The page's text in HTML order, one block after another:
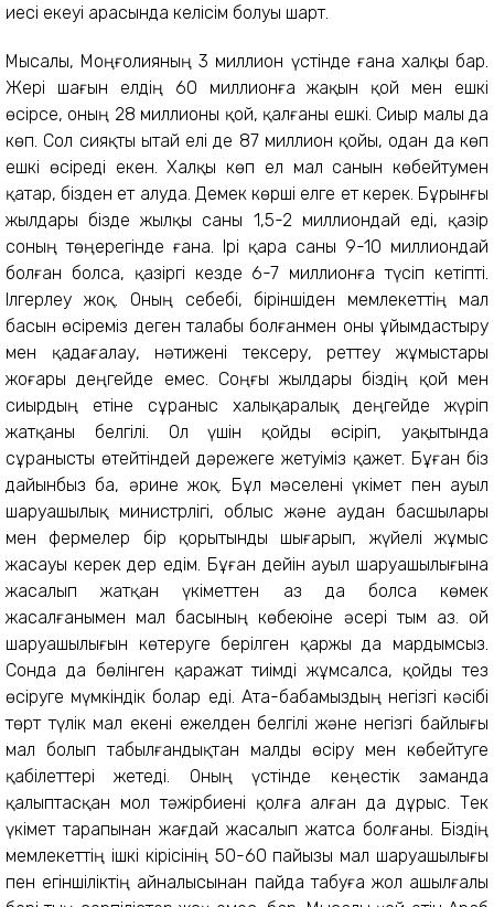
иесі екеуі арасында келісім болуы шарт.
Мысалы, Моңғолияның 3 миллион үстінде ғана халқы бар.
Жері шағын елдің 60 миллионға жақын қой мен ешкі
өсірсе, оның 28 миллионы қой, қалғаны ешкі. Сиыр малы да
көп. Сол сияқты Қытай елі де 87 миллион қойы, одан да көп
ешкі өсіреді екен. Халқы көп ел мал санын көбейтумен
қатар, бізден ет алуда. Демек көрші елге ет керек. Бұрынғы
жылдары бізде жылқы саны 1,5-2 миллиондай еді, қазір
соның төңерегінде ғана. Ірі қара саны 9-10 миллиондай
болған болса, қазіргі кезде 6-7 миллионға түсіп кетіпті.
Ілгерлеу жоқ. Оның себебі, біріншіден мемлекеттің мал
басын өсіреміз деген талабы болғанмен оны ұйымдастыру
мен қадағалау, нәтижені тексеру, реттеу жұмыстары
жоғары деңгейде емес. Соңғы жылдары біздің қой мен
сиырдың етіне сұраныс халықаралық деңгейде жүріп
жатқаны белгілі. Ол үшін қойды өсіріп, уақытында
сұранысты өтейтіндей дәрежеге жетуіміз қажет. Бұған біз
дайынбыз ба, әрине жоқ. Бұл мәселені үкімет пен ауыл
шаруашылық министрлігі, облыс және аудан басшылары
мен фермелер бір қорытынды шығарып, жүйелі жұмыс
жасауы керек дер едім. Бұған дейін ауыл шаруашылығына
жасалып жатқан үкіметтен аз да болса көмек
жасалғанымен мал басының көбеюіне әсері тым аз. Қой
шаруашылығын көтеруге берілген қаржы да мардымсыз.
Сонда да бөлінген қаражат тиімді жұмсалса, қойды тез
өсіруге мүмкіндік болар еді. Ата-бабамыздың негізгі кәсібі
төрт түлік мал екені ежелден белгілі және негізгі байлығы
мал болып табылғандықтан малды өсіру мен көбейтуге
қабілеттері жетеді. Оның үстінде кеңестік заманда
қалыптасқан мол тәжірбиені қолға алған да дұрыс. Тек
үкімет тарапынан жағдай жасалып жатса болғаны. Біздің
мемлекеттің ішкі кірісінің 50-60 пайызы мал шаруашылығы
пен егіншіліктің айналысынан пайда табуға жол ашылғалы